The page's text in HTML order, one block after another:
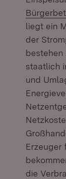
liegt ein
der
bestehen
staatlich
und
Erzeuger
die